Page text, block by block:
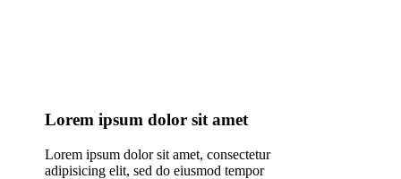
Lorem ipsum dolor sit amet
Lorem ipsum dolor sit amet, consectetur
adipisicing elit, sed do eiusmod tempor